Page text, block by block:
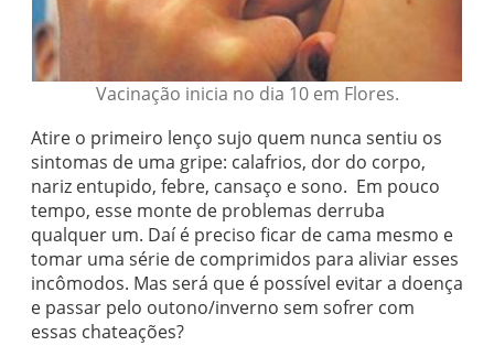
Vacinação inicia no dia 10 em Flores.
Atire o primeiro lenço sujo quem nunca sentiu os
sintomas de uma gripe: calafrios, dor do corpo,
nariz entupido, febre, cansaço e sono. Em pouco
tempo, esse monte de problemas derruba
qualquer um. Daí é preciso ficar de cama mesmo e
tomar uma série de comprimidos para aliviar esses
incômodos. Mas será que é possível evitar a doença
e passar pelo outono/inverno sem sofrer com
essas chateações?